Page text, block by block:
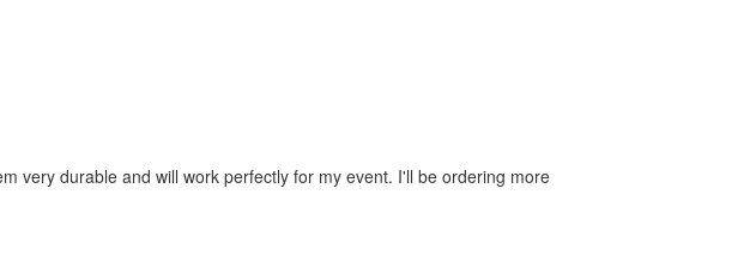
very durable and will work perfectly for my event. I'll be ordering more